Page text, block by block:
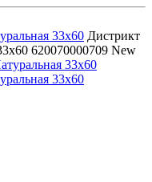
33x60 Дистрикт
620070000709 New
33x60